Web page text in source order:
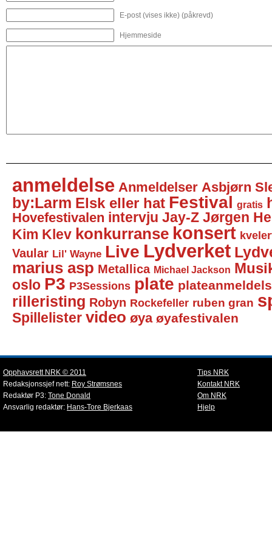
E-post (vises ikke) (påkrevd)
Hjemmeside
anmeldelse Anmeldelser Asbjørn
by:Larm Elsk eller hat Festival gratis
Hovefestivalen intervju Jay-Z Jørgen
Kim Klev konkurranse konsert
Vaular Lil' Wayne Live Lydverket
marius asp Metallica Michael Jackson
oslo P3 P3Sessions plate
rilleristing Robyn Rockefeller ruben gran
Spillelister video øya øyafestivalen
Opphavsrett NRK © 2011
Redaksjonssjef nett: Roy Strømsnes
Redaktør P3: Tone Donald
Ansvarlig redaktør: Hans-Tore Bjerkaas
Tips NRK
Kontakt NRK
Om NRK
Hjelp